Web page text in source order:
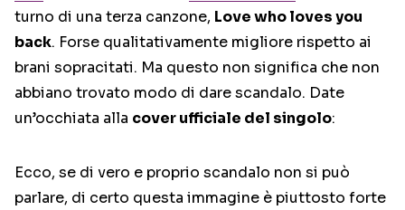
turno di una terza canzone, Love who loves you
back. Forse qualitativamente migliore rispetto ai
brani sopracitati. Ma questo non significa che non
abbiano trovato modo di dare scandalo. Date
un’occhiata alla cover ufficiale del singolo:
Ecco, se di vero e proprio scandalo non si può
parlare, di certo questa immagine è piuttosto forte